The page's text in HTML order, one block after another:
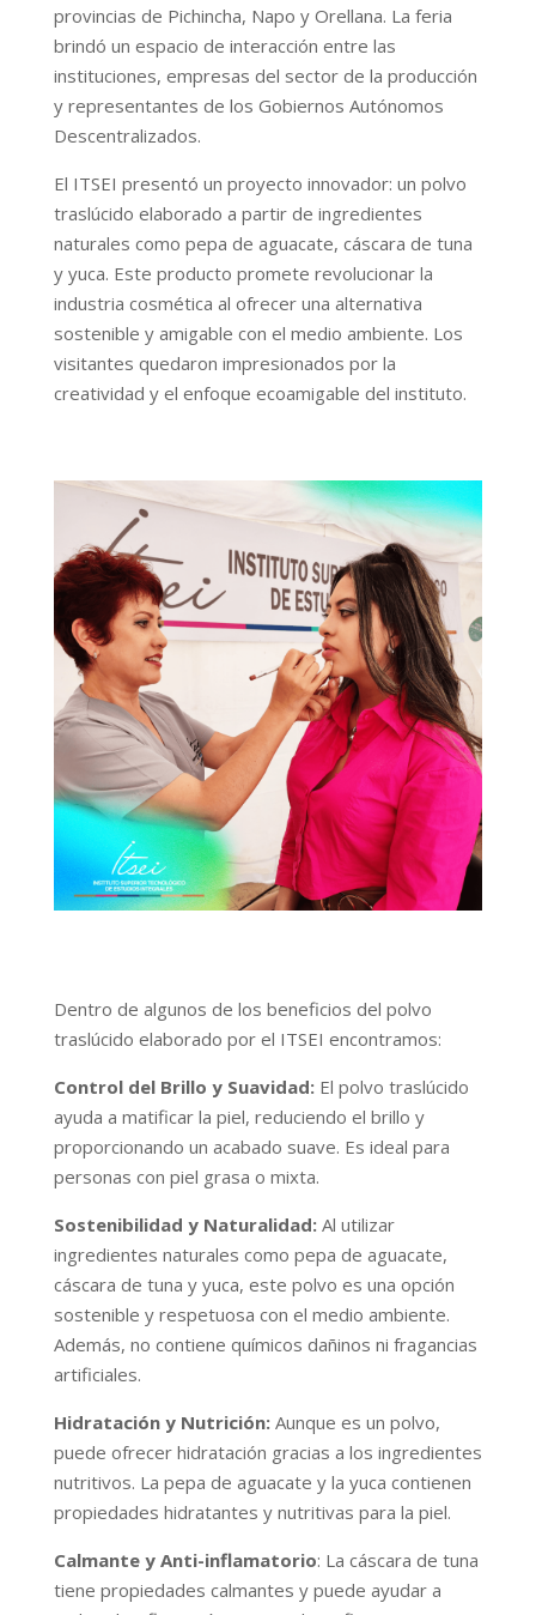
provincias de Pichincha, Napo y Orellana. La feria
brindó un espacio de interacción entre las
instituciones, empresas del sector de la producción
y representantes de los Gobiernos Autónomos
Descentralizados.
El ITSEI presentó un proyecto innovador: un polvo
traslúcido elaborado a partir de ingredientes
naturales como pepa de aguacate, cáscara de tuna
y yuca. Este producto promete revolucionar la
industria cosmética al ofrecer una alternativa
sostenible y amigable con el medio ambiente. Los
visitantes quedaron impresionados por la
creatividad y el enfoque ecoamigable del instituto.
Dentro de algunos de los beneficios del polvo
traslúcido elaborado por el ITSEI encontramos:
Control del Brillo y Suavidad:El polvo traslúcido
ayuda a matificar la piel, reduciendo el brillo y
proporcionando un acabado suave. Es ideal para
personas con piel grasa o mixta.
Sostenibilidad y Naturalidad:Al utilizar
ingredientes naturales como pepa de aguacate,
cáscara de tuna y yuca, este polvo es una opción
sostenible y respetuosa con el medio ambiente.
Además, no contiene químicos dañinos ni fragancias
artificiales.
Hidratación y Nutrición:Aunque es un polvo,
puede ofrecer hidratación gracias a los ingredientes
nutritivos. La pepa de aguacate y la yuca contienen
propiedades hidratantes y nutritivas para la piel.
Calmante y Anti-inflamatorio: La cáscara de tuna
tiene propiedades calmantes y puede ayudar a